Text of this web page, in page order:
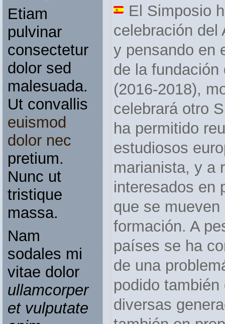
Etiam
pulvinar
consectetur
dolor sed
malesuada.
Ut convallis
euismod
dolor nec
pretium.
Nunc ut
tristique
massa.
Nam
sodales mi
vitae dolor
ullamcorper
et vulputate
El Simposio
celebración del
y pensando en
de la
(2016-2018),
celebrará otro
ha permitido
estudiosos
marianista, y a
interesados en
que se
formación. A
países se ha
de una
podido
diversas